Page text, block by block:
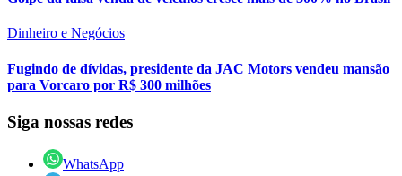
Dinheiro e Negócios
Fugindo de dívidas, presidente da JAC Motors vendeu mansão
para Vorcaro por R$ 300 milhões
Siga nossas redes
WhatsApp